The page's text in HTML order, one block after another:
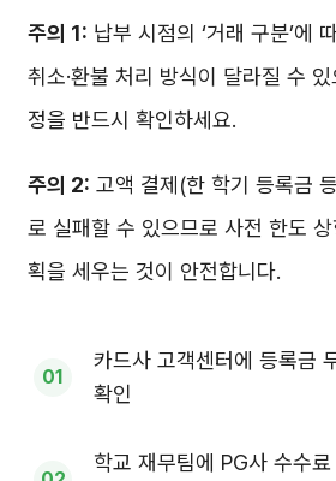
주의 1: 납부 시점의 ‘거래 구분’에
취소·환불 처리 방식이 달라질 수
정을 반드시 확인하세요.
주의 2: 고액 결제(한 학기 등록금
로 실패할 수 있으므로 사전 한도
획을 세우는 것이 안전합니다.
카드사 고객센터에 등록금
확인
학교 재무팀에 PG사 수수